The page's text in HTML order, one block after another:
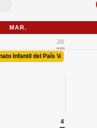
MAR.
28
Infantil del País Vasco en
4